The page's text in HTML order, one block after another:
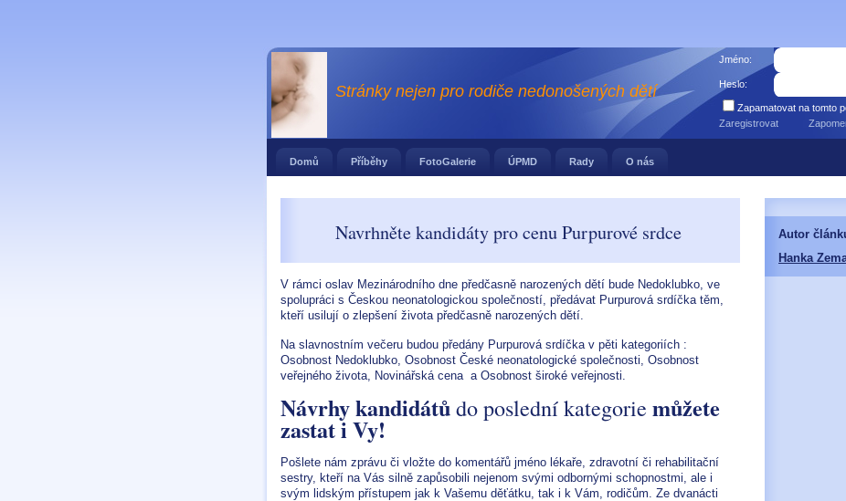
Stránky nejen pro rodiče nedonošených dětí
Jméno:
Heslo:
Zapamatovat na tomto
Zaregistrovat
Domů Příběhy FotoGalerie ÚPMD Rady O nás
Navrhněte kandidáty pro cenu Purpurové srdce
V rámci oslav Mezinárodního dne předčasně narozených dětí bude Nedoklubko, ve
spolupráci s Českou neonatologickou společností, předávat Purpurová srdíčka těm,
kteří usilují o zlepšení života předčasně narozených dětí.
Na slavnostním večeru budou předány Purpurová srdíčka v pěti kategoriích :
Osobnost Nedoklubko, Osobnost České neonatologické společnosti, Osobnost
veřejného života, Novinářská cena a Osobnost široké veřejnosti.
Návrhy kandidátůdo poslední kategorie můžete
zastat i Vy!
Pošlete nám zprávu či vložte do komentářů jméno lékaře, zdravotní či rehabilitační
sestry, kteří na Vás silně zapůsobili nejenom svými odbornými schopnostmi, ale i
svým lidským přístupem jak k Vašemu děťátku, tak i k Vám, rodičům. Ze dvanácti
Autor
Hanka